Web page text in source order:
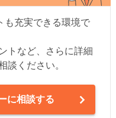
も充実できる環境で
トなど、さらに詳細
談ください。
に相談する